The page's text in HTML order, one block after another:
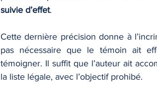
suivie d’effet.
Cette dernière précision donne à
pas nécessaire que le témoin ait
témoigner. Il suffit que l’auteur ait
la liste légale, avec l’objectif prohibé.